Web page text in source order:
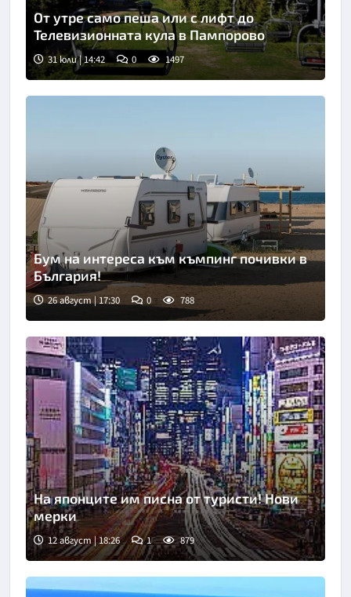
От утре само пеша или с лифт до
Телевизионната кула в Пампорово
31 юли | 14:42 0 1497
Бум на интереса към къмпинг почивки в
България!
26 август | 17:30 0 788
На японците им писна от туристи! Нови
мерки
12 август | 18:26 1 879